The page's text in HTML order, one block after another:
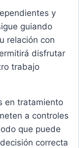
y
guiando
relación con
disfrutar
trabajo
en tratamiento
a controles
que puede
correcta